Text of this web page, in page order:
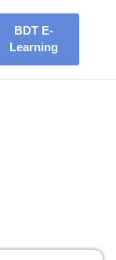
BDT E-
Learning